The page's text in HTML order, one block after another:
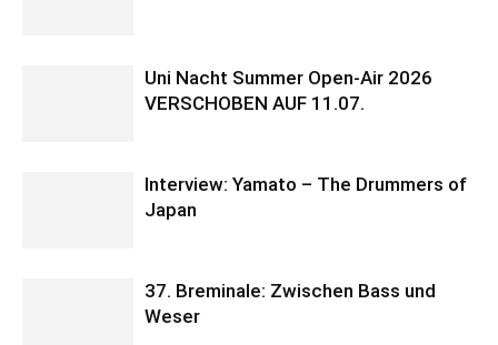
Uni Nacht Summer Open-Air 2026
VERSCHOBEN AUF 11.07.
Interview: Yamato – The Drummers of
Japan
37. Breminale: Zwischen Bass und
Weser